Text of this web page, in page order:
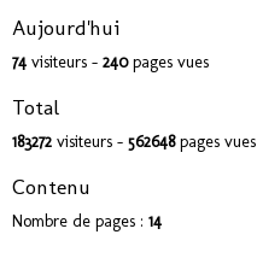
Aujourd'hui
74 visiteurs - 240pages vues
Total
183272 visiteurs - 562648pages vues
Contenu
Nombre de pages : 14